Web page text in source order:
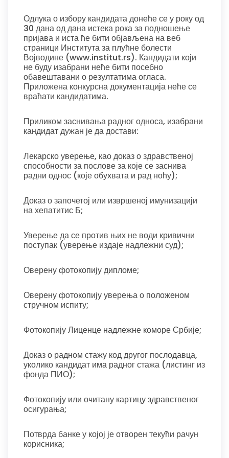
Одлука о избору кандидата донеће се у року од
30 дана од дана истека рока за подношење
пријава и иста ће бити објављена на веб
страници Института за плућне болести
Војводине (www.institut.rs). Кандидати који
не буду изабрани неће бити посебно
обавештавани о резултатима огласа.
Приложена конкурсна документација неће се
враћати кандидатима.
Приликом заснивања радног односа, изабрани
кандидат дужан је да достави:
Лекарско уверење, као доказ о здравственој
способности за послове за које се заснива
радни однос (које обухвата и рад ноћу);
Доказ о започетој или извршеној имунизацији
на хепатитис Б;
Уверење да се против њих не води кривични
поступак (уверење издаје надлежни суд);
Оверену фотокопију дипломе;
Оверену фотокопију уверења о положеном
стручном испиту;
Фотокопију Лиценце надлежне коморе Србије;
Доказ о радном стажу код другог послодавца,
уколико кандидат има радног стажа (листинг из
фонда ПИО);
Фотокопију или очитану картицу здравственог
осигурања;
Потврда банке у којој је отворен текући рачун
корисника;